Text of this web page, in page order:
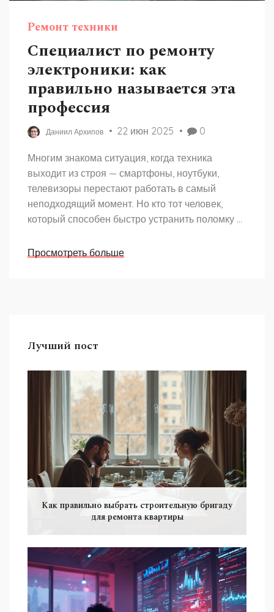
Ремонт техники
Специалист по ремонту
электроники: как
правильно называется эта
профессия
Даниил Архипов 22 июн 2025 0
Многим знакома ситуация, когда техника
выходит из строя — смартфоны, ноутбуки,
телевизоры перестают работать в самый
неподходящий момент. Но кто тот человек,
который способен быстро устранить поломку и
разбираемся, как на самом деле называется
Просмотреть больше
Лучший пост
Как правильно выбрать строительную бригаду
для ремонта квартиры